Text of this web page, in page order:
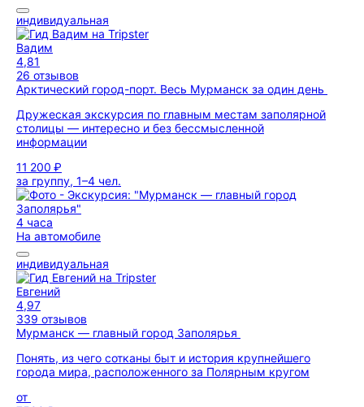
индивидуальная
Вадим
4,81
26 отзывов
Арктический город-порт. Весь Мурманск за один день
Дружеская экскурсия по главным местам заполярной
столицы — интересно и без бессмысленной
информации
11 200 ₽
за группу, 1–4 чел.
4 часа
На автомобиле
индивидуальная
Евгений
4,97
339 отзывов
Мурманск — главный город Заполярья
Понять, из чего сотканы быт и история крупнейшего
города мира, расположенного за Полярным кругом
от